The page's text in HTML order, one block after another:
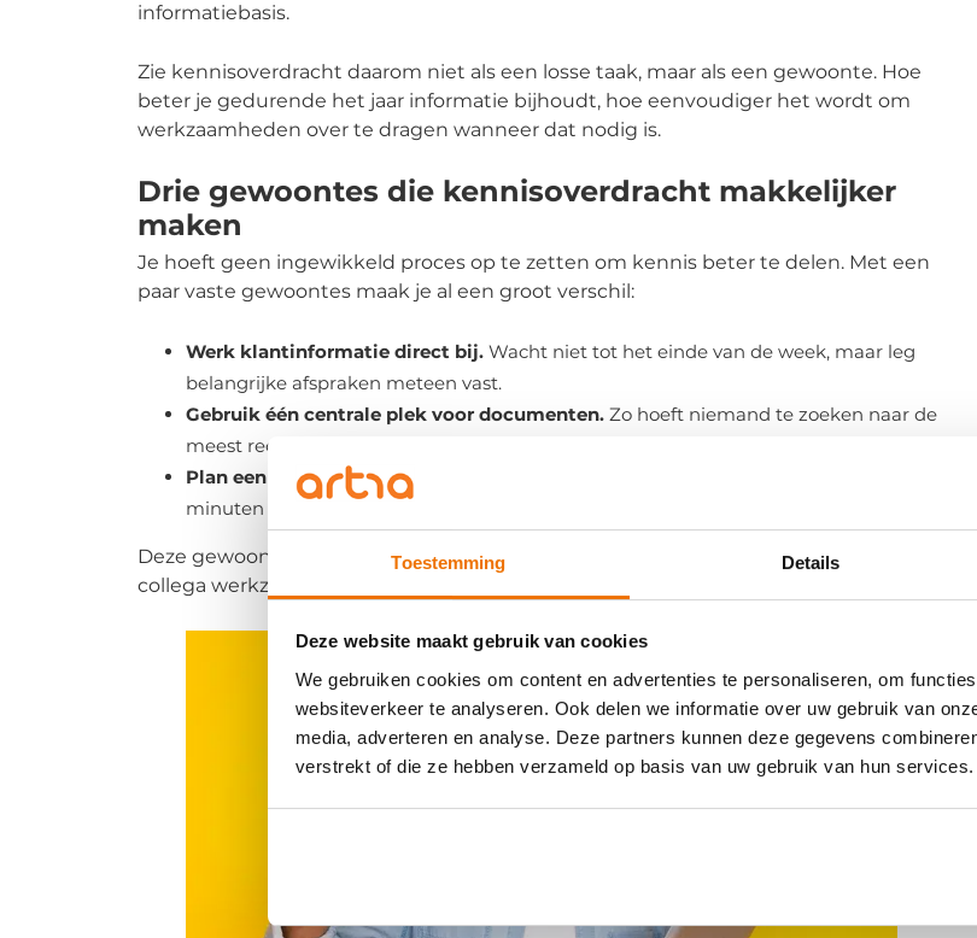
Toestemming Details
Deze website maakt gebruik van cookies
We gebruiken cookies om content en advertenties te personaliseren, om
websiteverkeer te analyseren. Ook delen we informatie over uw gebruik van
media, adverteren en analyse. Deze partners kunnen deze gegevens
verstrekt of die ze hebben verzameld op basis van uw gebruik van hun services.
informatiebasis.
Zie kennisoverdracht daarom niet als een losse taak, maar als een gewoonte. Hoe
beter je gedurende het jaar informatie bijhoudt, hoe eenvoudiger het wordt om
werkzaamheden over te dragen wanneer dat nodig is.
Drie gewoontes die kennisoverdracht makkelijker
maken
Je hoeft geen ingewikkeld proces op te zetten om kennis beter te delen. Met een
paar vaste gewoontes maak je al een groot verschil:
Werk klantinformatie direct bij. Wacht niet tot het einde van de week, maar leg
belangrijke afspraken meteen vast.
Gebruik één centrale plek voor documenten. Zo hoeft niemand te zoeken naar de
meest recente versie.
Plan een vast overdracht moment
minuten om lopende dossiers bij te werken. Zo blijft informatie actueel.
Deze gewoontes kosten weinig tijd, maar maken een groot verschil wanneer een
collega werkzaamheden moet overnemen.